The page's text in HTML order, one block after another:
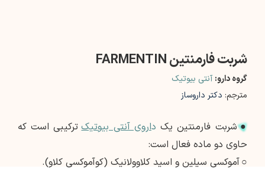
شربت فارمنتین FARMENTIN
گروه دارو: آنتی بیوتیک
مترجم: دکتر داروساز
●شربت فارمنتین یک داروی آنتی بیوتیکترکیبی است که
حاوی دو ماده فعال است:
○آموکسی سیلین و اسید کلاوولانیک (کوآموکسی کلاو).